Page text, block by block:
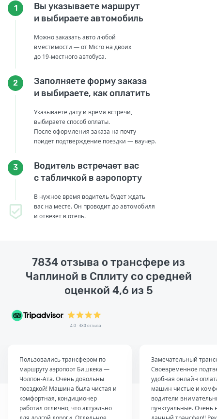
1
Вы указываете маршрут
и выбираете автомобиль
Можно заказать авто любой
вместимости — от Micro на двоих
до 19-местного автобуса.
2
Заполняете форму заказа
и выбираете, как оплатить
Указываете дату и время встречи,
выбираете способ оплаты.
После оформления заказа на почту
придет подтверждение поездки — ваучер.
3
Водитель встречает вас
с табличкой в аэропорту
В нужное время водитель будет ждать
вас на месте. Он проводит до автомобиля
и отвезет в отель.
7834 отзыва о трансфере из
Чаплиной в Сплиту со средней
оценкой 4,6 из 5
4.0 · 380 отзыва
Пользовались трансфером по
маршруту аэропорт Бишкека —
Чолпон-Ата. Очень довольны
поездкой! Машина была чистая и
комфортная, кондиционер
работал отлично, что актуально
Замечательный
Своевременное
удобная онлайн
машин чистые и
водители
пунктуальные. Очень